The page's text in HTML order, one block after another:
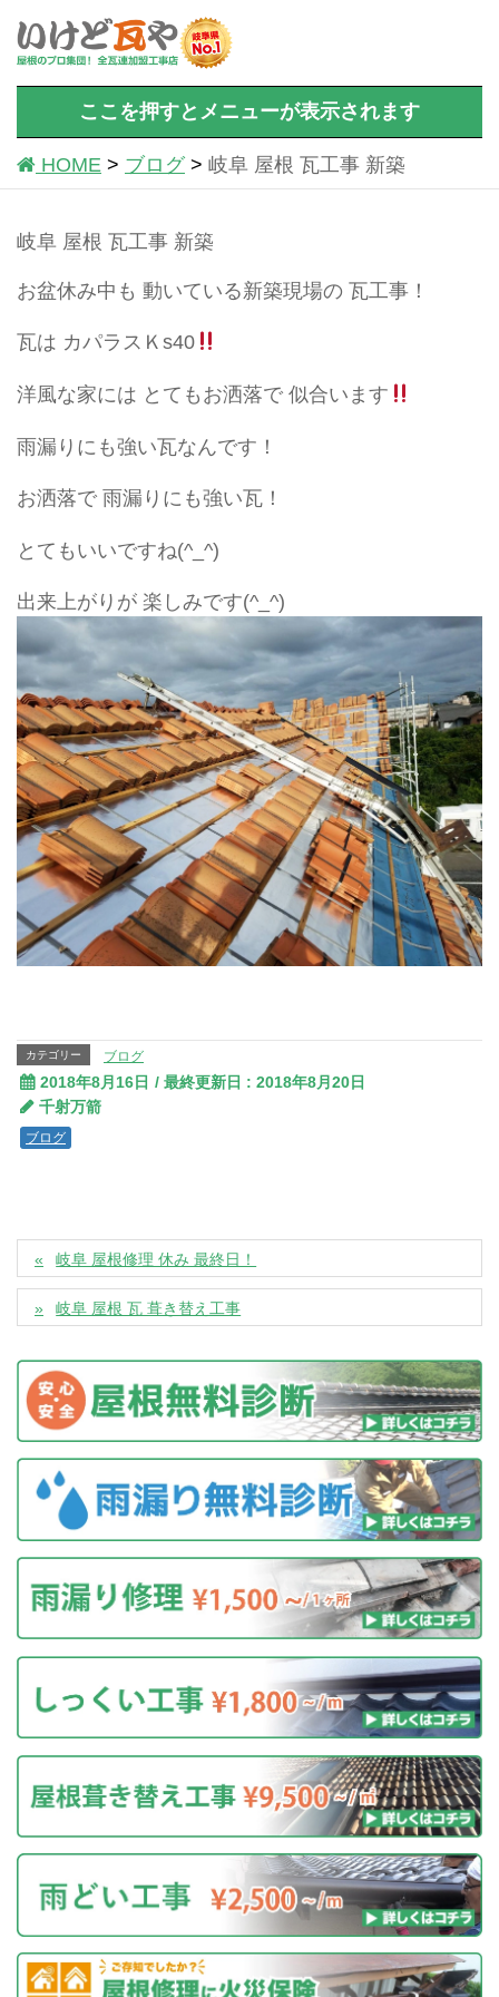
ここを押すとメニューが表示されます
HOME ブログ 岐阜 屋根 瓦工事 新築
岐阜 屋根 瓦工事 新築
お盆休み中も 動いている新築現場の 瓦工事！
瓦は カパラスＫs40
洋風な家には とてもお洒落で 似合います
雨漏りにも強い瓦なんです！
お洒落で 雨漏りにも強い瓦！
とてもいいですね(^_^)
出来上がりが 楽しみです(^_^)
カテゴリー ブログ
2018年8月16日 / 最終更新日 : 2018年8月20日
千射万箭
ブログ
岐阜 屋根修理 休み 最終日！
岐阜 屋根 瓦 葺き替え工事